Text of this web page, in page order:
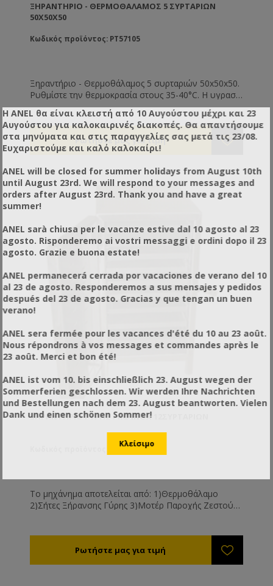
ΞΗΡΑΝΤΉΡΙΟ - ΘΕΡΜΟΘΆΛΑΜΟΣ 5 ΣΥΡΤΑΡΙΩΝ
50Χ50Χ50
Κωδικός προϊόντος: PT57105
Ξηραντήριο - Θερμοθάλαμος 5 συρταριών 50x50x50.
Ρυθμίστε την θερμοκρασία στους 35-40°C. Η υγρασία
της αποξηραμένης γύρης θα πρέπει είναι 6% (τελείως
ξερή και συντηρείται εκτός ψυγείου) έως 12%
(μαλακή - συντηρείται εντός ψυγείου).
Η διάρκεια ξήρανσης είναι από 8 - 72 ώρες ανάλογα
με την υγρασία, τη θερμοκρασία της γύρης και του
ΞΗΡΑΝΤΉΡΙΟ ΓΎΡΗΣ PRO INOX 12ΣΥΡΤΑΡΙΏΝ
Κωδικός προϊόντος: XX57112
Το μηχάνημα αποτελείται από: 1)Θερμοθάλαμο
2)Σήτες Ξήρανσης Γύρης 3)Μοτέρ Παροχής Ζεστού
Ικανότητα: 9 σήτες 500*280χιλ. Διαστάσεις:
900*340*630χιλ. Βάρος: 45κιλά
Η ANEL θα είναι κλειστή από 10 Αυγούστου μέχρι και 23
Αυγούστου για καλοκαιρινές διακοπές. Θα απαντήσουμε
στα μηνύματα και στις παραγγελίες σας μετά τις 23/08.
Ευχαριστούμε και καλό καλοκαίρι!
ANEL will be closed for summer holidays from August 10th
until August 23rd. We will respond to your messages and
orders after August 23rd. Thank you and have a great
summer!
ANEL sarà chiusa per le vacanze estive dal 10 agosto al 23
agosto. Risponderemo ai vostri messaggi e ordini dopo il 23
agosto. Grazie e buona estate!
ANEL permanecerá cerrada por vacaciones de verano del 10
al 23 de agosto. Responderemos a sus mensajes y pedidos
después del 23 de agosto. Gracias y que tengan un buen
verano!
ANEL sera fermée pour les vacances d'été du 10 au 23 août.
Nous répondrons à vos messages et commandes après le
23 août. Merci et bon été!
ANEL ist vom 10. bis einschließlich 23. August wegen der
Sommerferien geschlossen. Wir werden Ihre Nachrichten
und Bestellungen nach dem 23. August beantworten. Vielen
Dank und einen schönen Sommer!